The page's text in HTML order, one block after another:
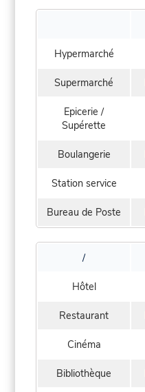
Hypermarché
Supermarché
Epicerie /
Supérette
Boulangerie
Station service
Bureau de Poste
/
Hôtel
Restaurant
Cinéma
Bibliothèque